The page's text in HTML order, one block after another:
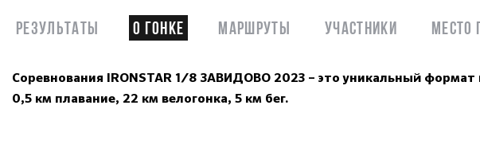
Результаты О гонке Маршруты Участники Место
Соревнования IRONSTAR 1/8 ЗАВИДОВО 2023 – это уникальный
0,5 км плавание, 22 км велогонка, 5 км бег.